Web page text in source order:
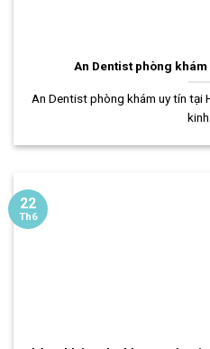
An Dentist phòng
An Dentist phòng khám uy tín tại
kinh...
22
Th6